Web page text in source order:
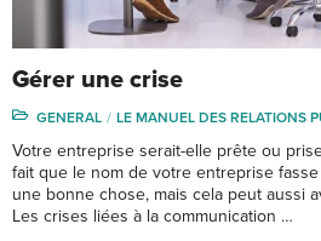
Gérer une crise
GENERAL LE MANUEL DES RELATIONS
Votre entreprise serait-elle prête ou
fait que le nom de votre entreprise
une bonne chose, mais cela peut aussi
Les crises liées à la communication …